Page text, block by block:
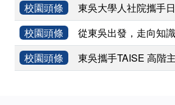
校園頭條
東吳大學人社院攜手
校園頭條
從東吳出發，走向知
校園頭條
東吳攜手TAISE 高階